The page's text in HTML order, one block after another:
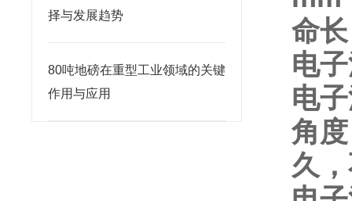
择与发展趋势
80吨地磅在重型工业领域的关键
作用与应用
命
电
电
角
久